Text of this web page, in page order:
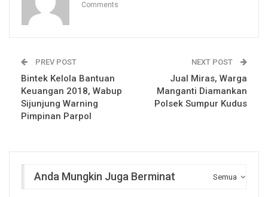
Comments
PREV POST
Bintek Kelola Bantuan
Keuangan 2018, Wabup
Sijunjung Warning
Pimpinan Parpol
NEXT POST
Jual Miras, Warga
Manganti Diamankan
Polsek Sumpur Kudus
Semua
Anda Mungkin Juga Berminat